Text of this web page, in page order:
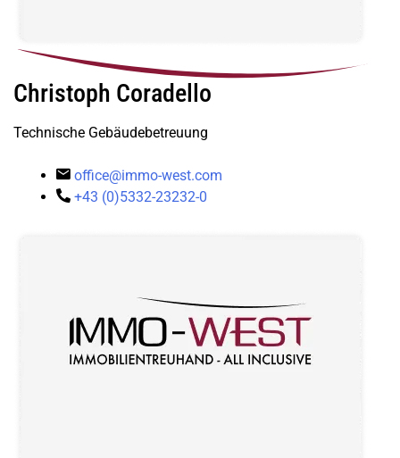
Christoph Coradello
Technische Gebäudebetreuung
office@immo-west.com
+43 (0)5332-23232-0